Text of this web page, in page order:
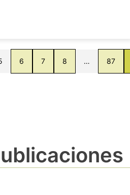
6 7 8 … 87